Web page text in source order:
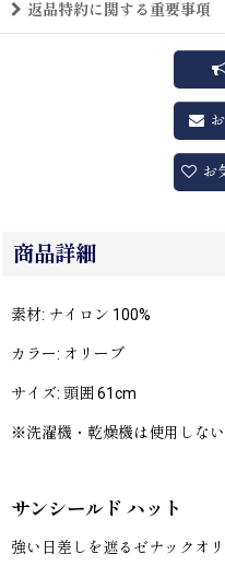
返品特約に関する重要事項
お
商品詳細
素材: ナイロン 100%
カラー: オリーブ
サイズ: 頭囲 61cm
※洗濯機・乾燥機は使用しない
サンシールド ハット
強い日差しを遮るゼナックオ